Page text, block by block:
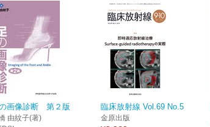
画像診断 第２版
由紋子(著)
臨床放射線 Vol.69 No.5
金原出版